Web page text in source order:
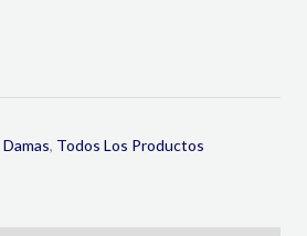
Damas, Todos Los Productos